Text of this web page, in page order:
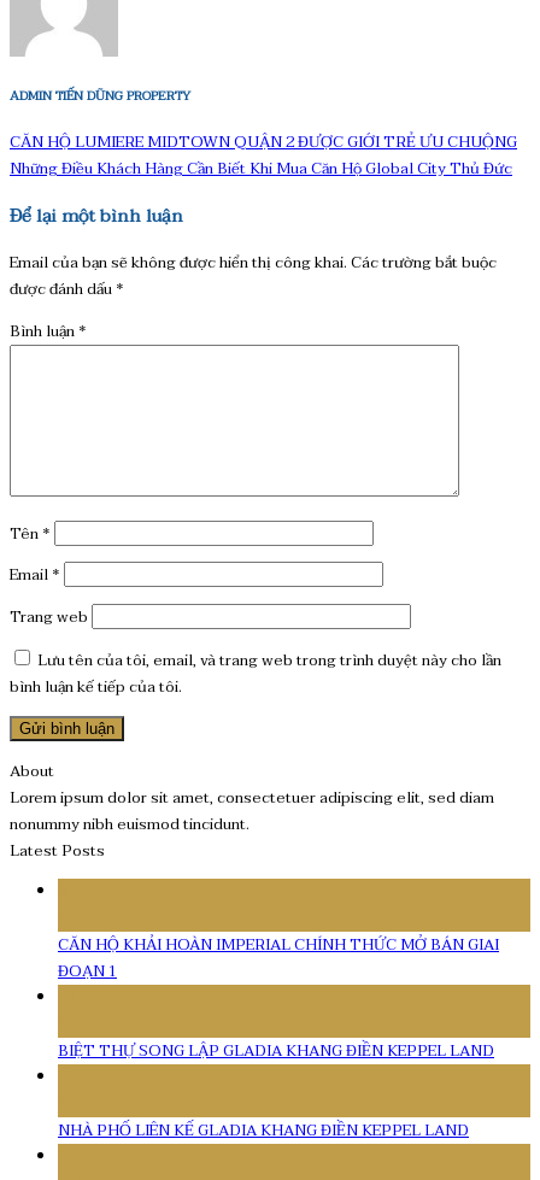
ADMIN TIẾN DŨNG PROPERTY
CĂN HỘ LUMIERE MIDTOWN QUẬN 2 ĐƯỢC GIỚI TRẺ ƯU CHUỘNG
Những Điều Khách Hàng Cần Biết Khi Mua Căn Hộ Global City Thủ Đức
Để lại một bình luận
Email của bạn sẽ không được hiển thị công khai.Các trường bắt buộc
được đánh dấu*
Bình luận*
Tên*
Email*
Trang web
Lưu tên của tôi, email, và trang web trong trình duyệt này cho lần
bình luận kế tiếp của tôi.
About
Lorem ipsum dolor sit amet, consectetuer adipiscing elit, sed diam
nonummy nibh euismod tincidunt.
Latest Posts
CĂN HỘ KHẢI HOÀN IMPERIAL CHÍNH THỨC MỞ BÁN GIAI
ĐOẠN 1
BIỆT THỰ SONG LẬP GLADIA KHANG ĐIỀN KEPPEL LAND
NHÀ PHỐ LIÊN KẾ GLADIA KHANG ĐIỀN KEPPEL LAND